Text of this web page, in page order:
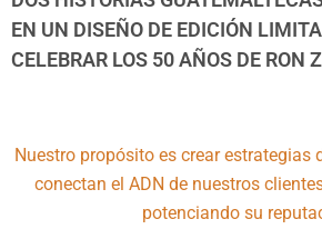
EN UN DISEÑO DE EDICIÓN
CELEBRAR LOS 50 AÑOS DE RON
Nuestro propósito es crear estrategias
conectan el ADN de nuestros
potenciando su